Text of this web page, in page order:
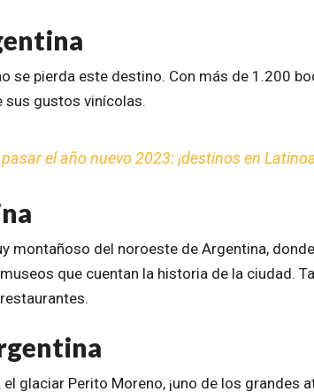
se pierda este destino. Con más de 1.200
sus gustos vinícolas.
el año nuevo 2023: ¡destinos en
montañoso del noroeste de Argentina,
que cuentan la historia de la ciudad.
glaciar Perito Moreno, ¡uno de los grandes